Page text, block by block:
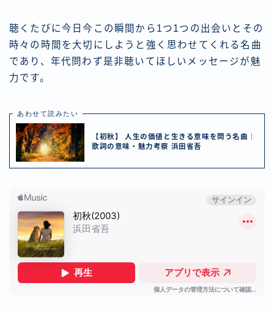
聴くたびに今日今この瞬間から1つ1つの出会いとその
時々の時間を大切にしようと強く思わせてくれる名曲
であり、年代問わず是非聴いてほしいメッセージが魅
力です。
あわせて読みたい
【初秋】 人生の価値と生きる意味を問う名曲｜
歌詞の意味・魅力考察 浜田省吾